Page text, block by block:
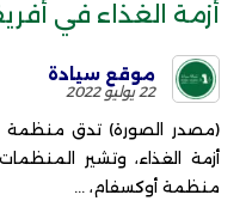
أزمة الغذاء في
موقع سيادة
22 يوليو 2022
(مصدر الصورة) تدق منظمة
أزمة الغذاء، وتشير
منظمة أوكسفام، ...